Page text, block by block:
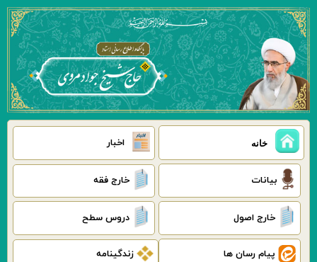
پرش
محتوا
خانه اخبار
بیانات خارج فقه
خارج اصول دروس سطح
پیام رسان ها زندگینامه